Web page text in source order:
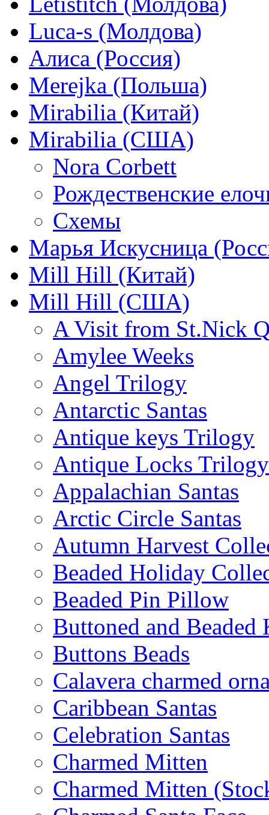
Luca-s (Молдова)
Алиса (Россия)
Merejka (Польша)
Mirabilia (Китай)
Mirabilia (США)
Nora Corbett
Рождественские
Схемы
Марья Искусница
Mill Hill (Китай)
Mill Hill (США)
A Visit from St.Nick
Amylee Weeks
Angel Trilogy
Antarctic Santas
Antique keys Trilogy
Antique Locks Trilogy
Appalachian Santas
Arctic Circle Santas
Autumn Harvest
Beaded Holiday
Beaded Pin Pillow
Buttoned and Beaded
Buttons Beads
Calavera charmed
Caribbean Santas
Celebration Santas
Charmed Mitten
Charmed Mitten